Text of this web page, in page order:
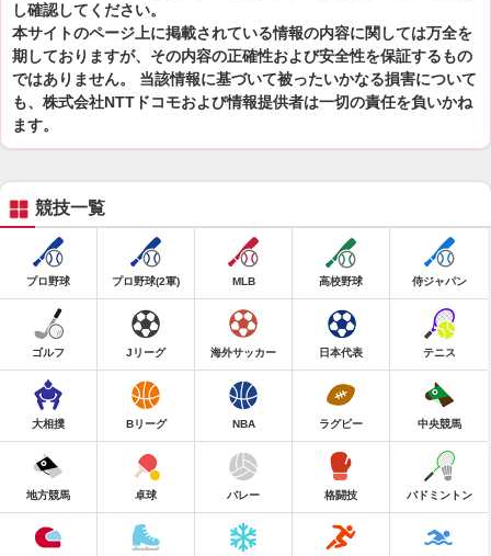
し確認してください。
本サイトのページ上に掲載されている情報の内容に関しては万全を
期しておりますが、その内容の正確性および安全性を保証するもの
ではありません。 当該情報に基づいて被ったいかなる損害について
も、株式会社NTTドコモおよび情報提供者は一切の責任を負いかね
ます。
競技一覧
プロ野球 プロ野球(2軍) MLB 高校野球 侍ジャパン
ゴルフ Jリーグ 海外サッカー 日本代表 テニス
大相撲 Bリーグ NBA ラグビー 中央競馬
地方競馬 卓球 バレー 格闘技 バドミントン